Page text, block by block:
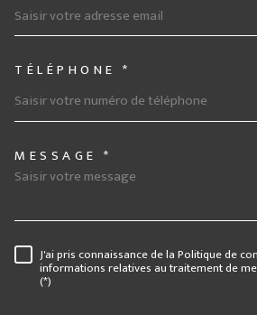
TÉLÉPHONE *
MESSAGE *
RÈGLEMENTATION
J'ai pris connaissance de la Politique de
informations relatives au traitement de
(*)